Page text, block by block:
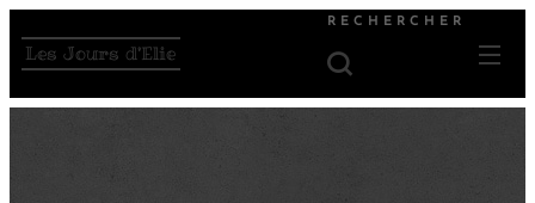
Les Jours d'Elie
RECHERCHER